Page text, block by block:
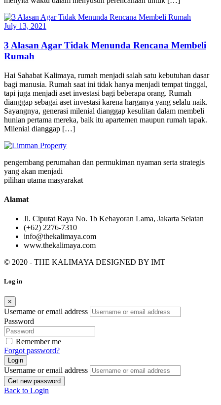
July 13, 2021
3 Alasan Agar Tidak Menunda Rencana Membeli
Rumah
Hai Sahabat Kalimaya, rumah menjadi salah satu kebutuhan dasar
bagi manusia. Rumah saat ini tidak hanya menjadi tempat tinggal,
tapi juga menjadi aset investasi bagi beberapa orang. Rumah
dianggap sebagai aset investasi karena harganya yang selalu naik.
Sayangnya, generasi milenial dianggap kesulitan dalam membeli
hunian pertama mereka, baik itu apartemen maupun rumah tapak.
Milenial dianggap […]
pengembang perumahan dan permukiman nyaman serta strategis
yang akan menjadi
pilihan utama masyarakat
Alamat
Jl. Ciputat Raya No. 1b Kebayoran Lama, Jakarta Selatan
(+62) 2276-7310
info@thekalimaya.com
www.thekalimaya.com
© 2020 - THE KALIMAYA DESIGNED BY IMT
Log in
×
Username or email address
Password
Remember me
Forgot password?
Login
Username or email address
Get new password
Back to Login